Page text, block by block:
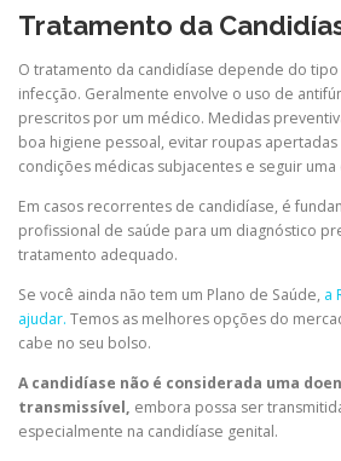
Tratamento da
O tratamento da candidíase depende do
infecção. Geralmente envolve o uso de
prescritos por um médico. Medidas
boa higiene pessoal, evitar roupas
condições médicas subjacentes e seguir
Em casos recorrentes de candidíase, é
profissional de saúde para um diagnóstico
tratamento adequado.
Se você ainda não tem um Plano de Saúde, a
ajudar. Temos as melhores opções do
cabe no seu bolso.
A candidíase não é considerada uma
transmissível, embora possa ser
especialmente na candidíase genital.